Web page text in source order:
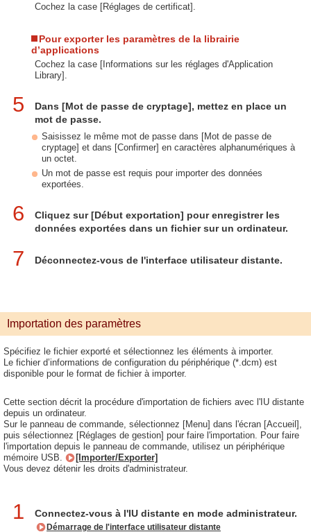
Cochez la case [Réglages de certificat].
Pour exporter les paramètres de la librairie
d’applications
Cochez la case [Informations sur les réglages d'Application
Library].
5
Dans [Mot de passe de cryptage], mettez en place un
mot de passe.
Saisissez le même mot de passe dans [Mot de passe de
cryptage] et dans [Confirmer] en caractères alphanumériques à
un octet.
Un mot de passe est requis pour importer des données
exportées.
6
Cliquez sur [Début exportation] pour enregistrer les
données exportées dans un fichier sur un ordinateur.
7 Déconnectez-vous de l'interface utilisateur distante.
Importation des paramètres
Spécifiez le fichier exporté et sélectionnez les éléments à importer.
Le fichier d’informations de configuration du périphérique (*.dcm) est
disponible pour le format de fichier à importer.
Cette section décrit la procédure d'importation de fichiers avec l'IU distante
depuis un ordinateur.
Sur le panneau de commande, sélectionnez [Menu] dans l'écran [Accueil],
puis sélectionnez [Réglages de gestion] pour faire l'importation. Pour faire
l'importation depuis le panneau de commande, utilisez un périphérique
mémoire USB.
[Importer/Exporter]
Vous devez détenir les droits d'administrateur.
1 Connectez-vous à l'IU distante en mode administrateur.
Démarrage de l'interface utilisateur distante